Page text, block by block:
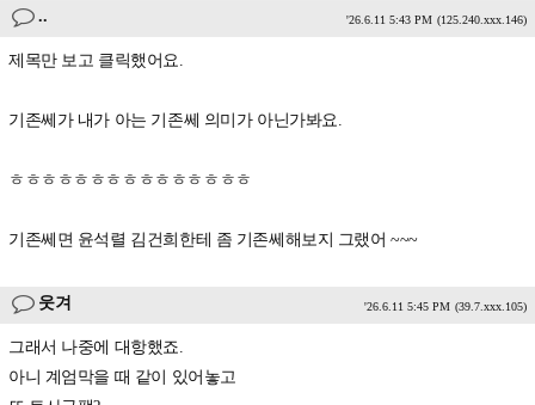
.. '26.6.11 5:43 PM (125.240.xxx.146)
제목만 보고 클릭했어요.
기존쎄가 내가 아는 기존쎄 의미가 아닌가봐요.
ㅎㅎㅎㅎㅎㅎㅎㅎㅎㅎㅎㅎㅎㅎㅎ
기존쎄면 윤석렬 김건희한테 좀 기존쎄해보지 그랬어 ~~~
웃겨 '26.6.11 5:45 PM (39.7.xxx.105)
그래서 나중에 대항했죠.
아니 계엄막을 때 같이 있어놓고